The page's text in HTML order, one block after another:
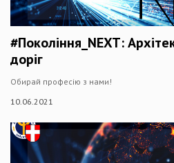
#Покоління_NEXT:
доріг
Обирай професію з нами!
10.06.2021